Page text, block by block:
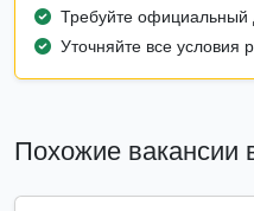
Требуйте официальный
Уточняйте все условия
Похожие вакансии